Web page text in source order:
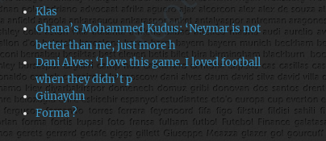
Klas
Ghana’s Mohammed Kudus: ‘Neymar is not
better than me, just more h
Dani Alves: ‘I love this game. I loved football
when they didn’t p
Günaydın
Forma ?